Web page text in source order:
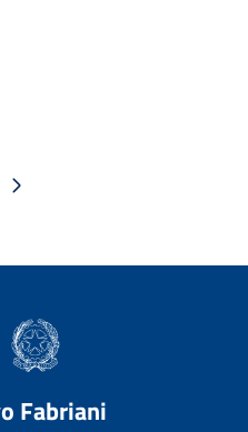
successiva
Fabriani